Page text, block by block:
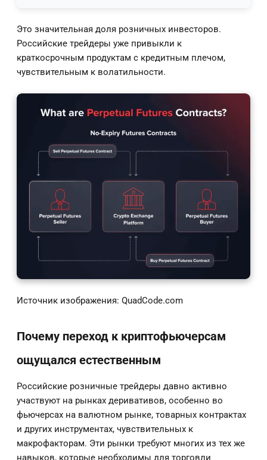
Это значительная доля розничных инвесторов.
Российские трейдеры уже привыкли к
краткосрочным продуктам с кредитным плечом,
чувствительным к волатильности.
Источник изображения: QuadCode.com
Почему переход к криптофьючерсам
ощущался естественным
Российские розничные трейдеры давно активно
участвуют на рынках деривативов, особенно во
фьючерсах на валютном рынке, товарных контрактах
и других инструментах, чувствительных к
макрофакторам. Эти рынки требуют многих из тех же
навыков, которые необходимы для торговли